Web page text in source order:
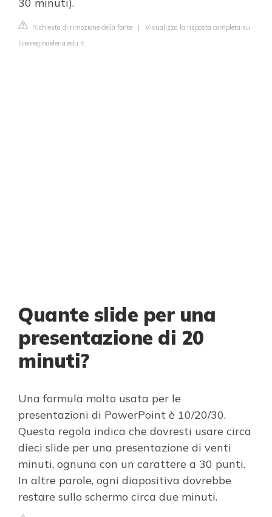
Richiesta di rimozione della fonte | Visualizza la risposta completa su
liceoreginaelena.edu.it
Quante slide per una
presentazione di 20
minuti?
Una formula molto usata per le
presentazioni di PowerPoint è 10/20/30.
Questa regola indica che dovresti usare circa
dieci slide per una presentazione di venti
minuti, ognuna con un carattere a 30 punti.
In altre parole, ogni diapositiva dovrebbe
restare sullo schermo circa due minuti.